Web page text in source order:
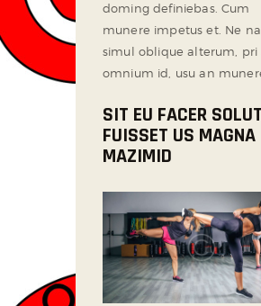
doming definiebas. Cum
munere impetus et. Ne
simul oblique alterum, pri
omnium id, usu an
SIT EU FACER
FUISSET US MAGNA
MAZIMID